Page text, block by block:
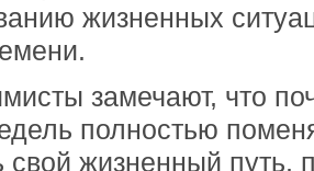
жизненных
замечают, что
полностью
свой жизненный путь,